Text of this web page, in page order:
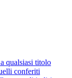
qualsiasi titolo
conferiti